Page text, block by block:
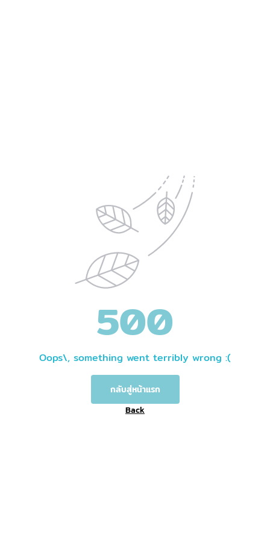
500
Oops\, something went terribly wrong :(
กลับสู่หน้าแรก
Back